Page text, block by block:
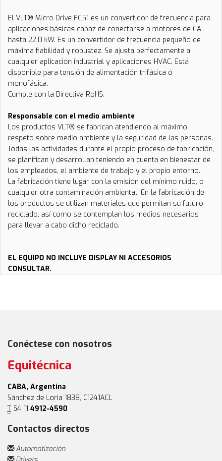
El VLT® Micro Drive FC51 es un convertidor de frecuencia para
aplicaciones básicas capaz de conectarse a motores de CA
hasta 22,0 kW. Es un convertidor de frecuencia pequeño de
máxima fiabilidad y robustez. Se ajusta perfectamente a
cualquier aplicación industrial y aplicaciones HVAC. Está
disponible para tensión de alimentación trifásica ó
monofásica.
Cumple con la Directiva RoHS.
Responsable con el medio ambiente
Los productos VLT® se fabrican atendiendo al máximo
respeto sobre medio ambiente y la seguridad de las personas.
Todas las actividades durante el propio proceso de fabricación,
se planifican y desarrollan teniendo en cuenta en bienestar de
los empleados, el ambiente de trabajo y el propio entorno.
La fabricación tiene lugar con la emisión del mínimo ruido, o
cualquier otra contaminación ambiental. En la fabricación de
los productos se utilizan materiales que permitan su futuro
reciclado, así como se contemplan los medios necesarios
para llevar a cabo dicho reciclado.
EL EQUIPO NO INCLUYE DISPLAY NI ACCESORIOS
CONSULTAR.
Conéctese con nosotros
Equitécnica
CABA, Argentina
Sánchez de Loria 1838, C1241ACL
T54 11 4912-4590
Contactos directos
Automatización